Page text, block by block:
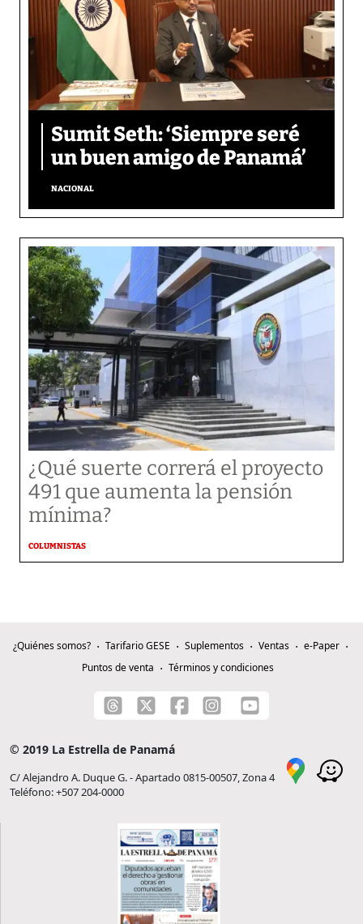
Sumit Seth: ‘Siempre seré
un buen amigo de Panamá’
NACIONAL
¿Qué suerte correrá el proyecto
491 que aumenta la pensión
mínima?
COLUMNISTAS
¿Quiénes somos? Tarifario GESE Suplementos Ventas
e-Paper
Puntos de venta
Términos y condiciones
© 2019 La Estrella de Panamá
C/ Alejandro A. Duque G. - Apartado 0815-00507, Zona 4
Teléfono: +507 204-0000